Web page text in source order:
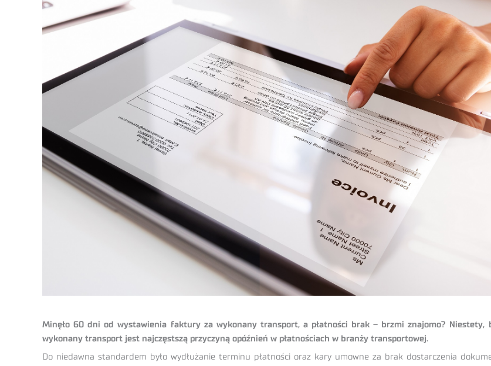
Minęło 60 dni od wystawienia faktury za wykonany transport, a płatności brak – brzmi znajomo? Niestety,
wykonany transport jest najczęstszą przyczyną opóźnień w płatnościach w branży transportowej.
Do niedawna standardem było wydłużanie terminu płatności oraz kary umowne za brak dostarczenia